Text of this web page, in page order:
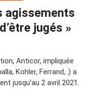
agissements
jugés »
Anticor, impliquée
Kohler, Ferrand,..) a
jusqu’au 2 avril 2021.